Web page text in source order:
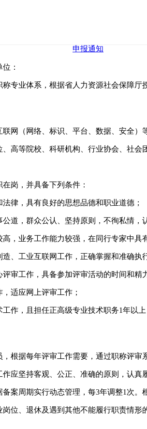
申报通知
：
称专业体系，根据省人力资源社会保障
网（网络、标识、平台、数据、安全）
高等院校、科研机构、行业协会、社会
岗，并具备下列条件：
法律，具有良好的思想品德和职业道德；
公道，群众公认、坚持原则，不徇私情，
高，业务工作能力较强，在同行专家中具
造、工业互联网工作，正确掌握和准确
评审工作，具备参加评审活动的时间和精
，适应网上评审工作；
工作，且担任正高级专业技术职务1年
，根据每年评审工作需要，通过职称评
作应坚持客观、公正、准确的原则，认
备案周期实行动态管理，每3年调整1次
岗位、退休及遇到其他不能履行职责情形